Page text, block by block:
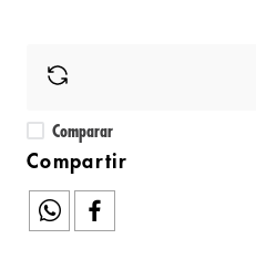
Comparar